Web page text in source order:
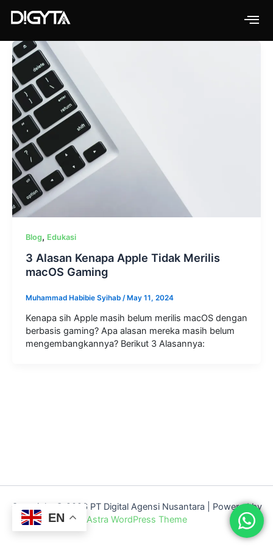
Blog, Edukasi
3 Alasan Kenapa Apple Tidak Merilis
macOS Gaming
Muhammad Habibie Syihab / May 11, 2024
Kenapa sih Apple masih belum merilis macOS dengan
berbasis gaming? Apa alasan mereka masih belum
mengembangkannya? Berikut 3 Alasannya:
Copyright © 2026 PT Digital Agensi Nusantara | Powered by
Astra WordPress Theme
EN